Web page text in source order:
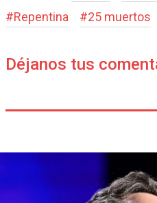
#Repentina #25 muertos
Déjanos tus